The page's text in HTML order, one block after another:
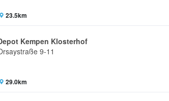
23.5km
Kempen Klosterhof
9-11
29.0km